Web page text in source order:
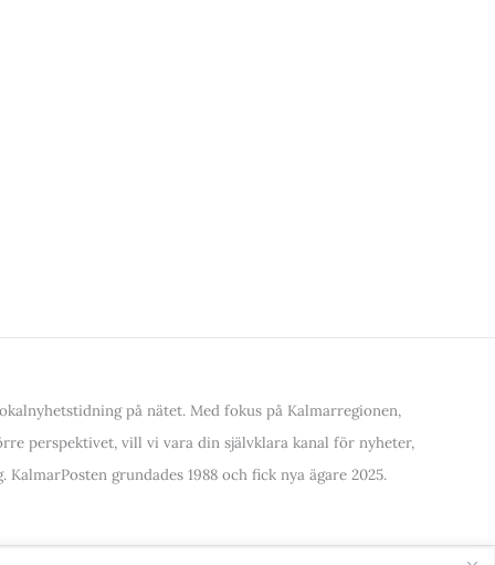
på nätet. Med fokus på Kalmarregionen,
perspektivet, vill vi vara din självklara kanal för nyheter,
KalmarPosten grundades 1988 och fick nya ägare 2025.